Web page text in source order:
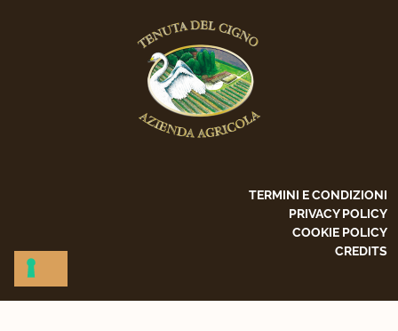
TERMINI E CONDIZIONI
PRIVACY POLICY
COOKIE POLICY
CREDITS